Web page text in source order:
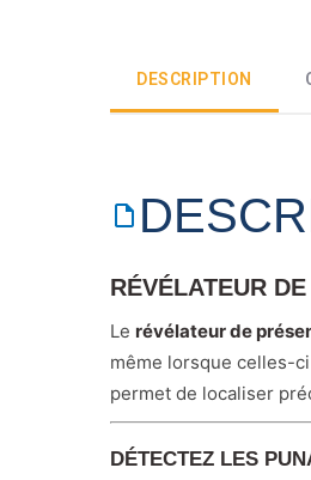
DESCRIPTION
RÉVÉLATEUR
Le révélateur de
même lorsque celles-
permet de localiser
DÉTECTEZ LES